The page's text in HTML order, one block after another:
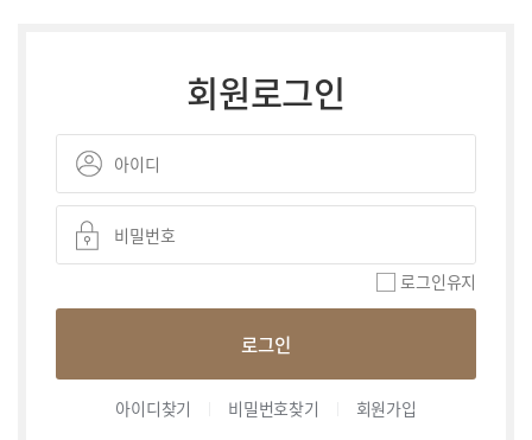
회원로그인
로그인유지
로그인
아이디찾기 비밀번호찾기 회원가입